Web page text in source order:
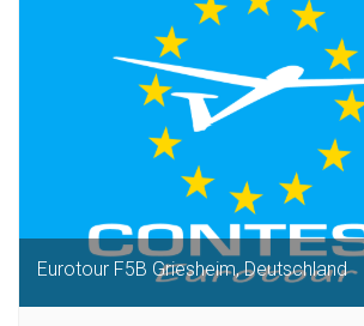
Eurotour F5B Griesheim, Deutschland